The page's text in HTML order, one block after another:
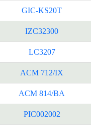
GIC-KS20T
IZC32300
LC3207
ACM 712/IX
ACM 814/BA
PIC002002